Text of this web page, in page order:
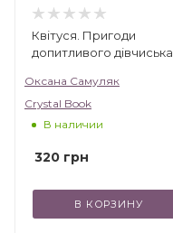
Квітуся. Пригоди
допитливого дівчиська
Оксана Самуляк
Crystal Book
В наличии
320 грн
В КОРЗИНУ